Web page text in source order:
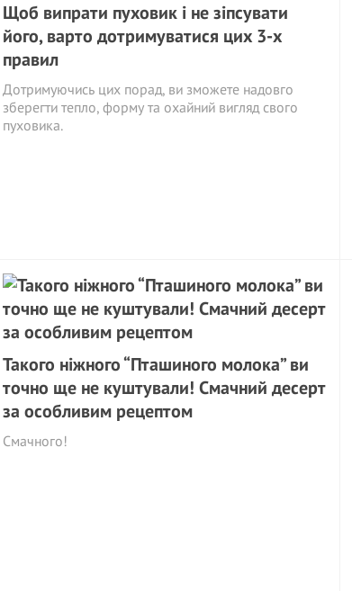
Щоб випрати пуховик і не зіпсувати
його, варто дотримуватися цих 3-х
правил
Дотримуючись цих порад, ви зможете надовго
зберегти тепло, форму та охайний вигляд свого
пуховика.
Такого ніжного “Пташиного молока” ви
точно ще не куштували! Смачний десерт
за особливим рецептом
Смачного!